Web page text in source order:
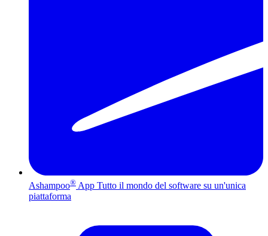
Ashampoo® App Tutto il mondo del software su un'unica
piattaforma